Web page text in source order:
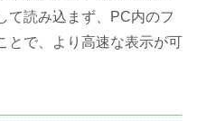
て読み込まず、PC内のフ
とで、より高速な表示が可